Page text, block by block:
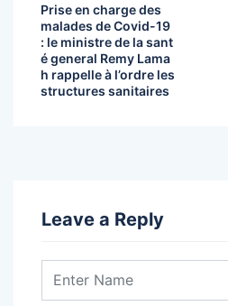
Prise en charge des
malades de Covid-19
: le ministre de la sant
é general Remy Lama
h rappelle à l’ordre les
structures sanitaires
Leave a Reply